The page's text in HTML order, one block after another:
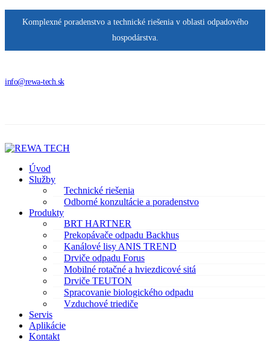
Komplexné poradenstvo a technické riešenia v oblasti odpadového
hospodárstva.
info@rewa-tech.sk
Úvod
Služby
Technické riešenia
Odborné konzultácie a poradenstvo
Produkty
BRT HARTNER
Prekopávače odpadu Backhus
Kanálové lisy ANIS TREND
Drviče odpadu Forus
Mobilné rotačné a hviezdicové sitá
Drviče TEUTON
Spracovanie biologického odpadu
Vzduchové triediče
Servis
Aplikácie
Kontakt